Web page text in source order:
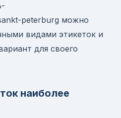
peterburg можно
видами этикеток и
для своего
наиболее